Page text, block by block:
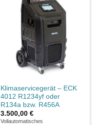
Klimaservicegerät – ECK
4012 R1234yf oder
R134a bzw. R456A
3.500,00€
Vollautomatisches